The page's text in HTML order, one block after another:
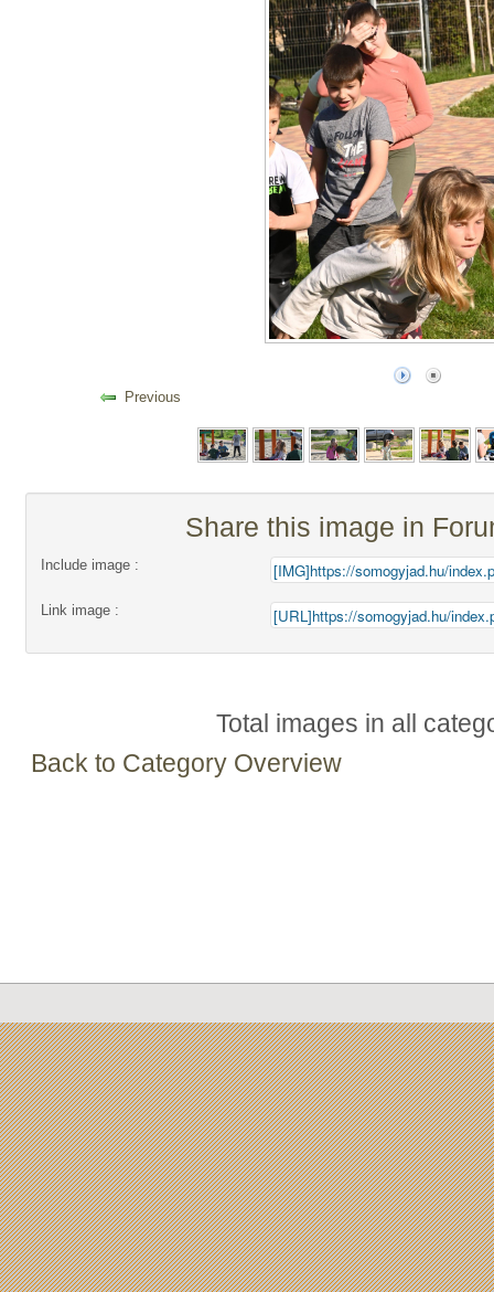
Previous
Share this image in
Include image :
Link image :
Total images in all
Back to Category Overview